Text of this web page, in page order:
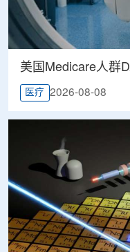
美国Medicare人群
医疗 2026-08-08